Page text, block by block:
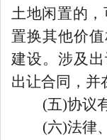
土地闲置的
置换其他价值
建设。涉及
出让合同，并
(五)协议
(六)法律